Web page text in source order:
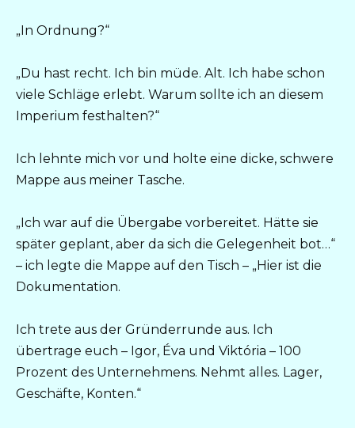
„In Ordnung?“
„Du hast recht. Ich bin müde. Alt. Ich habe schon
viele Schläge erlebt. Warum sollte ich an diesem
Imperium festhalten?“
Ich lehnte mich vor und holte eine dicke, schwere
Mappe aus meiner Tasche.
„Ich war auf die Übergabe vorbereitet. Hätte sie
später geplant, aber da sich die Gelegenheit bot…“
– ich legte die Mappe auf den Tisch – „Hier ist die
Dokumentation.
Ich trete aus der Gründerrunde aus. Ich
übertrage euch – Igor, Éva und Viktória – 100
Prozent des Unternehmens. Nehmt alles. Lager,
Geschäfte, Konten.“